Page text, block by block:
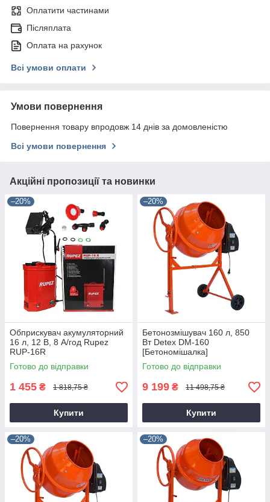
Оплатити частинами
Післяплата
Оплата на рахунок
Всі умови оплати
Умови повернення
Повернення товару впродовж 14 днів за домовленістю
Всі умови повернення
Акційні пропозиції та новинки
–20%
Обприскувач акумуляторний
16 л, 12 В, 8 А/год Rupez
RUP-16R
Готово до відправки
1 455 ₴ 1 818,75 ₴
Купити
–20%
Бетонозмішувач 160 л, 850
Вт Detex DM-160
[Бетономішалка]
Готово до відправки
9 199 ₴ 11 498,75 ₴
Купити
–20% –20%